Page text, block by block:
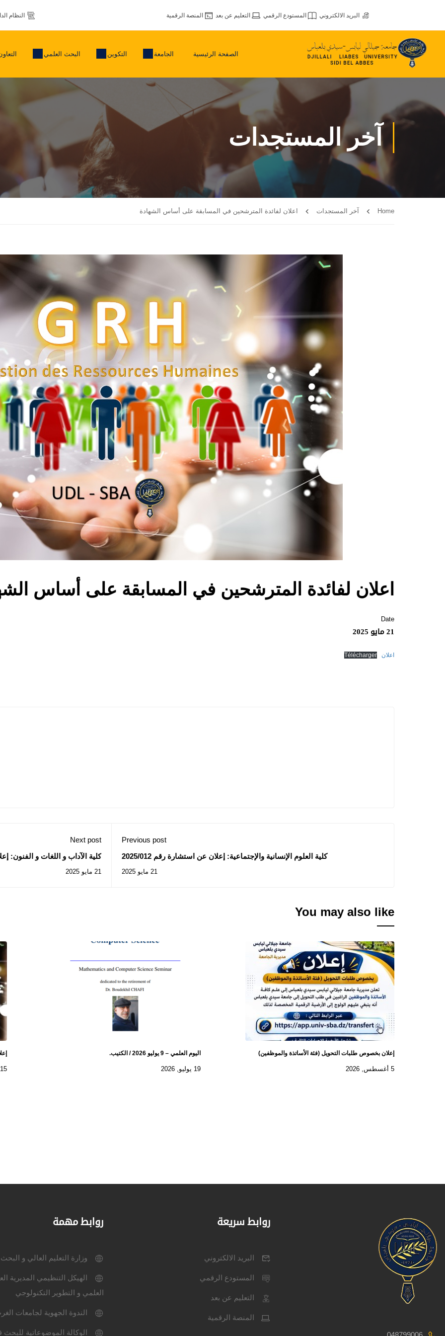
البريد الالكتروني المستودع الرقمي التعليم عن بعد المنصة الرقمية النظام
الصفحة الرئيسية الجامعة التكوين البحث العلمي
آخر المستجدات
Home آخر المستجدات اعلان لفائدة المترشحين في المسابقة على أساس الشهادة
اعلان لفائدة المترشحين في المسابقة على أساس
Date
21 مايو 2025
اعلان Télécharger
Previous post
كلية العلوم الإنسانية والإجتماعية: إعلان عن استشارة رقم 2025/012
21 مايو 2025
Next post
كلية الآداب و اللغات و الفنون: إعلان عن
21 مايو 2025
You may also like
إعلان بخصوص طلبات التحويل (فئة الأساتذة والموظفين)
5 أغسطس, 2026
اليوم العلمي – 9 يوليو 2026 / الكتيب.
19 يوليو, 2026 15 يوليو, 2026
روابط سريعة
البريد الالكتروني
المستودع الرقمي
التعليم عن بعد
المنصة الرقمية
روابط مهمة
وزارة التعليم العالي و
الهيكل التنظيمي المديرية
العلمي و التطوير التكنولوجي
الندوة الجهوية لجامعات
الوكالة الموضوعاتية للبحث